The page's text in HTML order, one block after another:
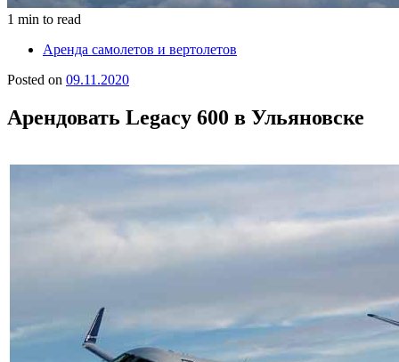
1 min to read
Аренда самолетов и вертолетов
Posted on 09.11.2020
Арендовать Legacy 600 в Ульяновске